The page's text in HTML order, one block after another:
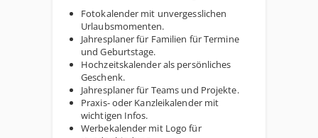
Fotokalender mit unvergesslichen
Urlaubsmomenten.
Jahresplaner für Familien für Termine
und Geburtstage.
Hochzeitskalender als persönliches
Geschenk.
Jahresplaner für Teams und Projekte.
Praxis- oder Kanzleikalender mit
wichtigen Infos.
Werbekalender mit Logo für